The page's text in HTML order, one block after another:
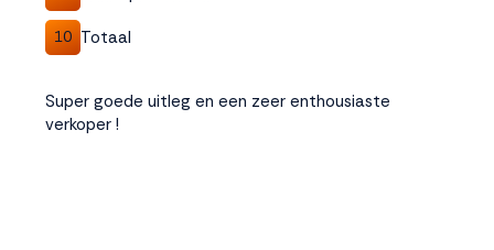
10 Totaal
Super goede uitleg en een zeer enthousiaste
verkoper !